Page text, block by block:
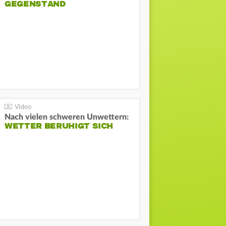
GEGENSTAND
Nach vielen schweren Unwettern:
WETTER BERUHIGT SICH